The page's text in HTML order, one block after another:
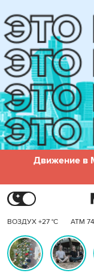
Движение в
ВОЗДУХ +27 °C АТМ